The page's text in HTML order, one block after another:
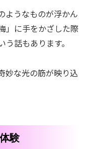
ようなものが浮かん
」に手をかざした際
話もあります。
妙な光の筋が映り込
験